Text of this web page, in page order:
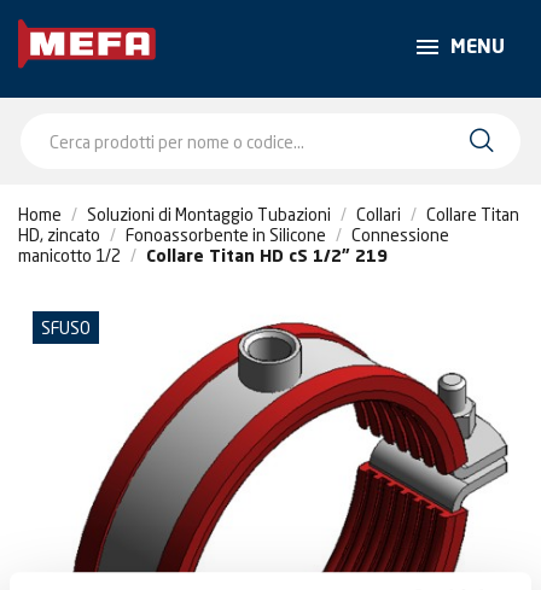
MENU
Home Soluzioni di Montaggio Tubazioni Collari
Collare Titan
HD, zincato
Fonoassorbente in Silicone
Connessione
manicotto 1/2
Collare Titan HD cS 1/2" 219
SFUSO